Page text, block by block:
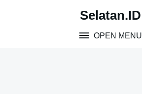
Selatan.ID
OPEN MENU